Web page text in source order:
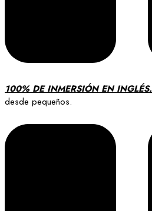
100% DE INMERSIÓN EN INGLÉS.
desde pequeños.